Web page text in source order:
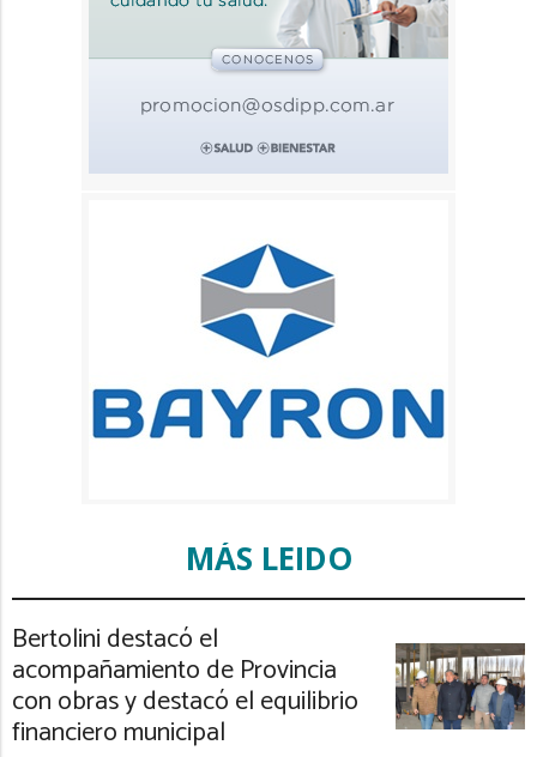
MÁS LEIDO
Bertolini destacó el
acompañamiento de Provincia
con obras y destacó el equilibrio
financiero municipal